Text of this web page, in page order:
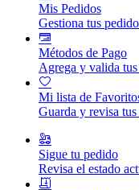
Mis Pedidos
Gestiona tus
Métodos de Pago
Agrega y valida
Mi lista de
Guarda y revisa
Sigue tu pedido
Revisa el estado